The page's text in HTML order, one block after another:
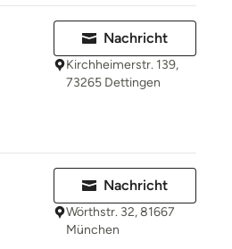
Nachricht
Kirchheimerstr. 139,
73265 Dettingen
Nachricht
Wörthstr. 32, 81667
München